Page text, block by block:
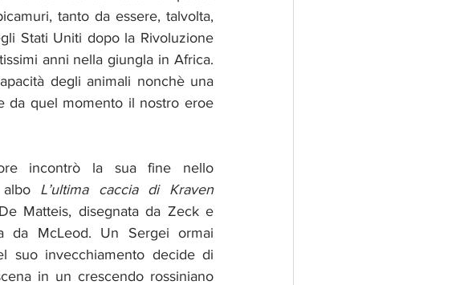
tanto da essere, talvolta,
Stati Uniti dopo la Rivoluzione
anni nella giungla in Africa.
degli animali nonchè una
da quel momento il nostro eroe
incontrò la sua fine nello
L’ultima caccia di Kraven
Matteis, disegnata da Zeck e
da McLeod. Un Sergei ormai
suo invecchiamento decide di
in un crescendo rossiniano